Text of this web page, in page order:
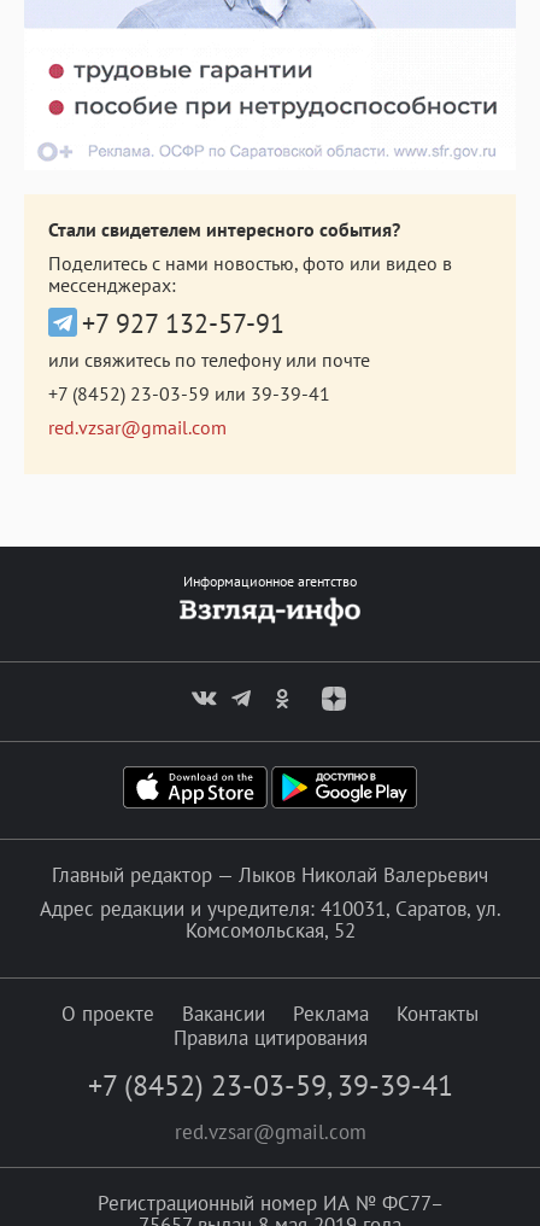
Стали свидетелем интересного события?
Поделитесь с нами новостью, фото или видео в
мессенджерах:
+7 927 132-57-91
или свяжитесь по телефону или почте
+7 (8452) 23-03-59 или 39-39-41
red.vzsar@gmail.com
Информационное агентство
Главный редактор — Лыков Николай Валерьевич
Адрес редакции и учредителя: 410031, Саратов, ул.
Комсомольская, 52
О проекте Вакансии Реклама
Контакты
Правила цитирования
+7 (8452) 23-03-59, 39-39-41
red.vzsar@gmail.com
Регистрационный номер ИА № ФС77–